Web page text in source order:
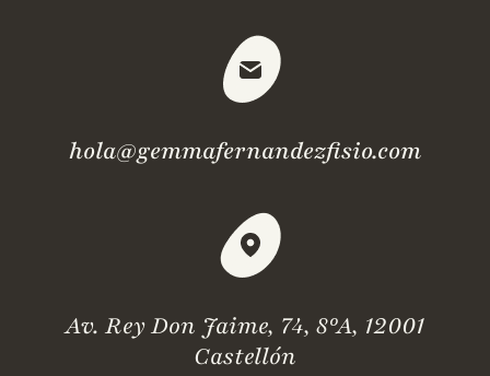
hola@gemmafernandezfisio.com
Av. Rey Don Jaime, 74, 8ºA, 12001
Castellón